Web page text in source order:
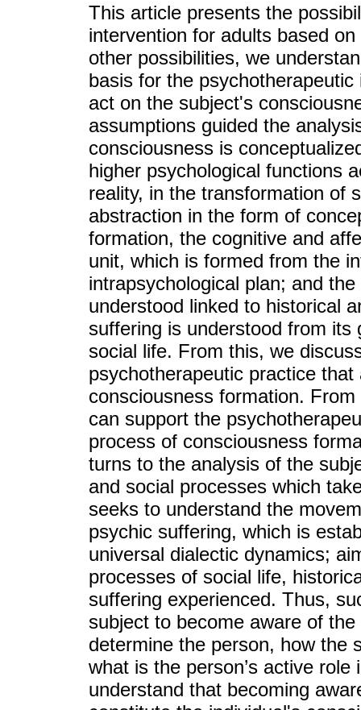
This article presents the
intervention for adults based
other possibilities, we
basis for the
act on the subject's
assumptions guided the
consciousness is
higher psychological functions
reality, in the transformation of
abstraction in the form of
formation, the cognitive and
unit, which is formed from the
intrapsychological plan; and
understood linked to historical
suffering is understood from
social life. From this, we
psychotherapeutic practice
consciousness formation.
can support the
process of consciousness
turns to the analysis of the
and social processes which
seeks to understand the
psychic suffering, which is
universal dialectic dynamics;
processes of social life,
suffering experienced. Thus,
subject to become aware of
determine the person, how the
what is the person’s active
understand that becoming